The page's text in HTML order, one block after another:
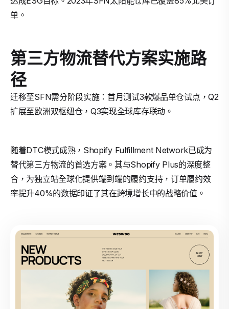
单。
第三方物流替代方案实施路
径
迁移至SFN需分阶段实施：首月测试3款爆品单仓试点，Q2
扩展至欧洲双枢纽仓，Q3实现全球库存联动。
随着DTC模式成熟，Shopify Fulfillment Network已成为
替代第三方物流的首选方案。其与Shopify Plus的深度整
合，为独立站全球化提供端到端的履约支持，订单履约效
率提升40%的数据印证了其在跨境增长中的战略价值。